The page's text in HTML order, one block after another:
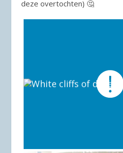
deze overtochten) 🤔